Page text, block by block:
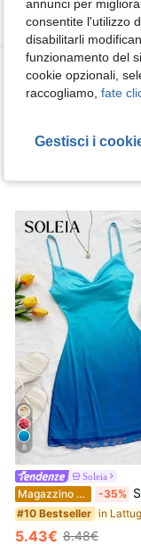
8
Soleia
Magazzino EU -35% Soleia Abito
#10 Bestseller
5.43€ 8.48€
annunci per
consentite l'utilizzo
disabilitarli
funzionamento del
cookie opzionali,
raccogliamo, fate
Gestisci i